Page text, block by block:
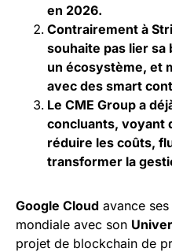
en 2026.
Contrairement à
souhaite pas lier sa
un écosystème, et
avec des smart
Le CME Group a
concluants, voyant
réduire les coûts,
transformer la
Google Cloud avance
mondiale avec son
projet de blockchain de